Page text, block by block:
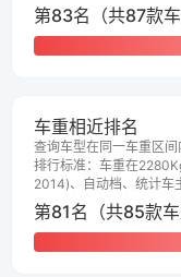
第83名（共87款车
车重相近排名
查询车型在同一车重区
排行标准：车重在
2014)、自动档、统计车
第81名（共85款车